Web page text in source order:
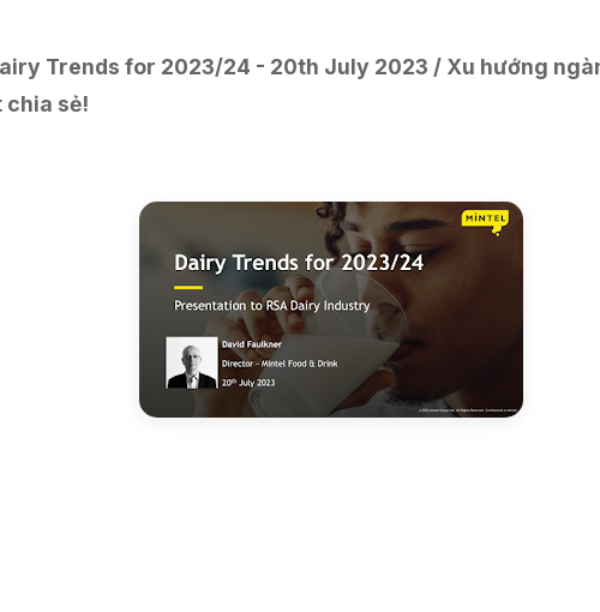
Trends for 2023/24 - 20th July 2023 / Xu hướng
chia sẻ!